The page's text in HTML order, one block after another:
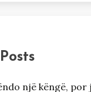
një këngë,